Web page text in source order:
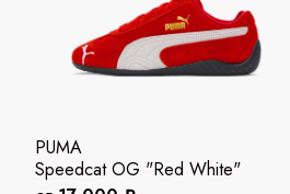
PUMA
Speedcat OG "Red White"